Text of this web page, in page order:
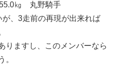
㎏ 丸野騎手
、3走前の再現が出来れば
りますし、このメンバーなら
。